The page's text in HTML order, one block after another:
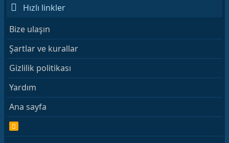
Hızlı linkler
Bize ulaşın
Şartlar ve kurallar
Gizlilik politikası
Yardım
Ana sayfa
R
S